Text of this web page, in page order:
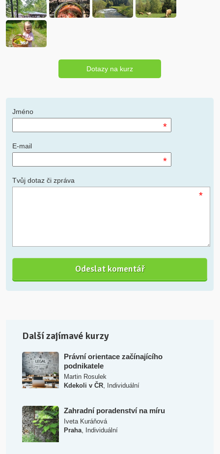
Dotazy na kurz
Jméno
*
E-mail
*
Tvůj dotaz či zpráva
*
Další zajímavé kurzy
Právní orientace začínajícího
podnikatele
Martin Rosulek
Kdekoli v ČR, Individuální
Zahradní poradenství na míru
Iveta Kuráňová
Praha, Individuální